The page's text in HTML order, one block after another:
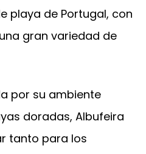
playa de Portugal, con
gran variedad de
por su ambiente
doradas, Albufeira
tanto para los